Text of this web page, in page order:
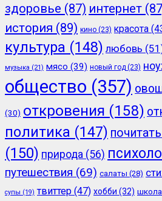
здоровье (87) интернет
история (89) кино (23) красота
культура (148) любовь
музыка (21) мясо (39) новый год (23)
общество (357)
(30) откровения (158)
политика (147) почитать
(150) природа (56)
путешествия (69) салаты (28)
супы (19) твиттер (47) хобби (32) школа